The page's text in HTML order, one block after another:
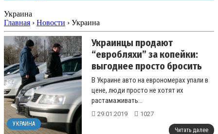
Украина
Главная › Новости › Украина
УКРАИНА
Украинцы продают
“евробляхи” за копейки:
выгоднее просто бросить
В Украине авто на еврономерах упали в
цене, люди просто не хотят их
растамаживать...
29.01.2019 1027
Читать далее